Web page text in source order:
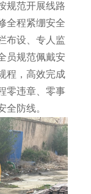
规范开展线路
全程紧绷安全
布设、专人监
员规范佩戴安
程，高效完成
零违章、零事
防线。